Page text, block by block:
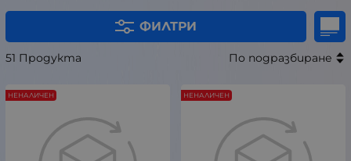
ФИЛТРИ
51 Продукта По подразбиране
НЕНАЛИЧЕН НЕНАЛИЧЕН